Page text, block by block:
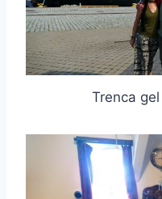
Trenca